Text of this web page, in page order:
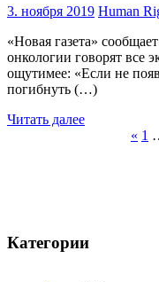
3. ноября 2019 Human
«Новая газета»
онкологии говорят все
ощутимее: «Если не
погибнуть (…)
Читать далее
« 1
Категории